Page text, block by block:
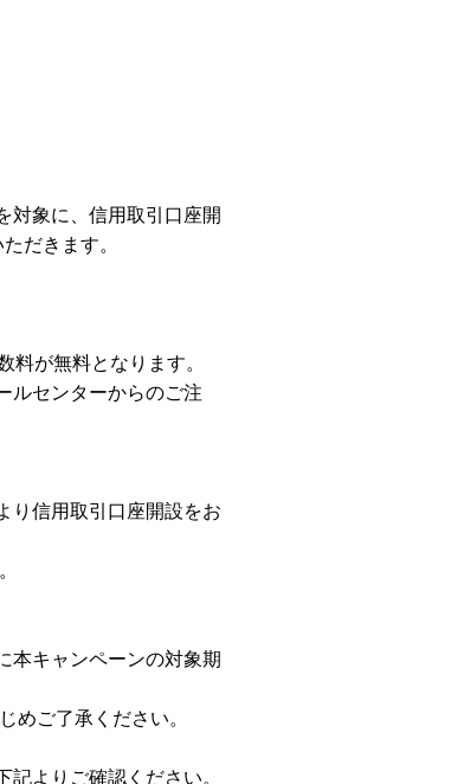
対象に、信用取引口座開
だきます。
料が無料となります。
ルセンターからのご注
り信用取引口座開設をお
本キャンペーンの対象期
ご了承ください。
よりご確認ください。